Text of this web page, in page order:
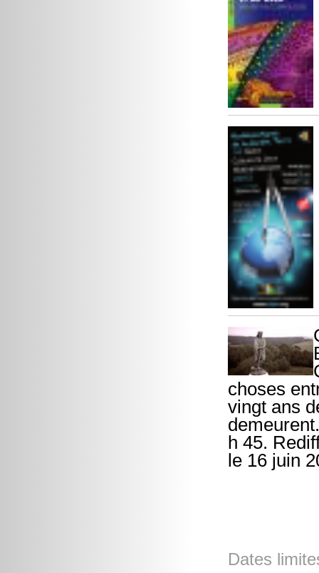
choses
vingt ans
h 45.
le 16 juin
Dates